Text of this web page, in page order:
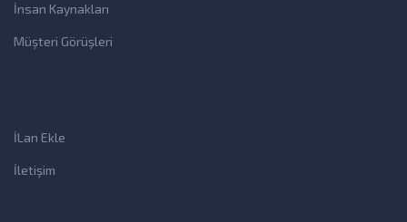
İnsan Kaynakları
Müşteri Görüşleri
İLan Ekle
İletişim